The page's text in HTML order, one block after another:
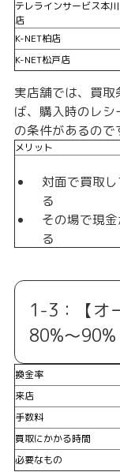
テレラインサービス本川
店
K-NET柏店
K-NET松戸店
実店舗では、買
ば、購入時のレ
の条件があるので
メリット
対面で買取
る
その場で現
る
1-3：【オ
80%〜90%
換金率
来店
手数料
買取にかかる時間
必要なもの